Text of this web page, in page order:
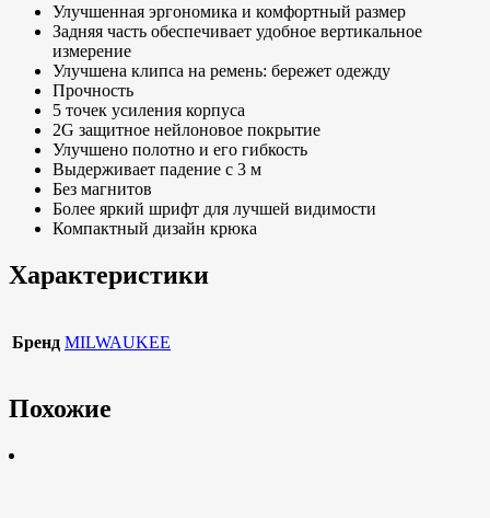
Улучшенная эргономика и комфортный размер
Задняя часть обеспечивает удобное вертикальное
измерение
Улучшена клипса на ремень: бережет одежду
Прочность
5 точек усиления корпуса
2G защитное нейлоновое покрытие
Улучшено полотно и его гибкость
Выдерживает падение с 3 м
Без магнитов
Более яркий шрифт для лучшей видимости
Компактный дизайн крюка
Характеристики
Бренд MILWAUKEE
Похожие